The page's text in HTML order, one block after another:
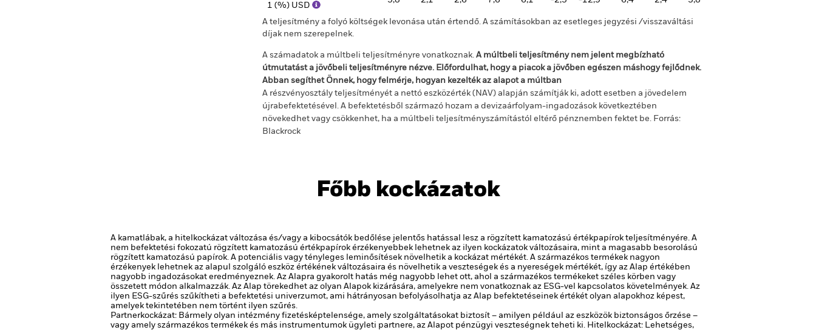
1 (%) USD
A teljesítmény a folyó költségek levonása után értendő. A számításokban az esetleges jegyzési /visszaváltási
díjak nem szerepelnek.
A számadatok a múltbeli teljesítményre vonatkoznak. A múltbeli teljesítmény nem jelent megbízható
útmutatást a jövőbeli teljesítményre nézve. Előfordulhat, hogy a piacok a jövőben egészen máshogy fejlődnek.
Abban segíthet Önnek, hogy felmérje, hogyan kezelték az alapot a múltban
A részvényosztály teljesítményét a nettó eszközérték (NAV) alapján számítják ki, adott esetben a jövedelem
újrabefektetésével. A befektetésből származó hozam a devizaárfolyam-ingadozások következtében
növekedhet vagy csökkenhet, ha a múltbeli teljesítményszámítástól eltérő pénznemben fektet be. Forrás:
Blackrock
Főbb kockázatok
A kamatlábak, a hitelkockázat változása és/vagy a kibocsátók bedőlése jelentős hatással lesz a rögzített kamatozású értékpapírok teljesítményére. A
nem befektetési fokozatú rögzített kamatozású értékpapírok érzékenyebbek lehetnek az ilyen kockázatok változásaira, mint a magasabb besorolású
rögzített kamatozású papírok. A potenciális vagy tényleges leminősítések növelhetik a kockázat mértékét. A származékos termékek nagyon
érzékenyek lehetnek az alapul szolgáló eszköz értékének változásaira és növelhetik a veszteségek és a nyereségek mértékét, így az Alap értékében
nagyobb ingadozásokat eredményeznek. Az Alapra gyakorolt hatás még nagyobb lehet ott, ahol a származékos termékeket széles körben vagy
összetett módon alkalmazzák. Az Alap törekedhet az olyan Alapok kizárására, amelyekre nem vonatkoznak az ESG-vel kapcsolatos követelmények. Az
ilyen ESG-szűrés szűkítheti a befektetési univerzumot, ami hátrányosan befolyásolhatja az Alap befektetéseinek értékét olyan alapokhoz képest,
amelyek tekintetében nem történt ilyen szűrés.
Partnerkockázat: Bármely olyan intézmény fizetésképtelensége, amely szolgáltatásokat biztosít – amilyen például az eszközök biztonságos őrzése –
vagy amely származékos termékek és más instrumentumok ügyleti partnere, az Alapot pénzügyi veszteségnek teheti ki. Hitelkockázat: Lehetséges,